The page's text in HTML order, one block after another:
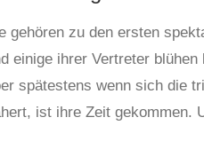
gehören zu den ersten
einige ihrer Vertreter
spätestens wenn sich die
ist ihre Zeit gekommen.